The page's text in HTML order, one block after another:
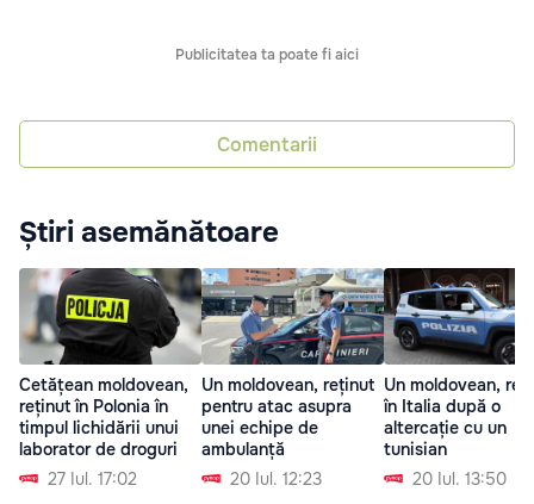
Publicitatea ta poate fi aici
Comentarii
Știri asemănătoare
Cetățean moldovean,
reținut în Polonia în
timpul lichidării unui
laborator de droguri
27 Iul. 17:02
Un moldovean, reținut
pentru atac asupra
unei echipe de
ambulanță
20 Iul. 12:23
Un moldovean,
în Italia după o
altercație cu un
tunisian
20 Iul. 13:50